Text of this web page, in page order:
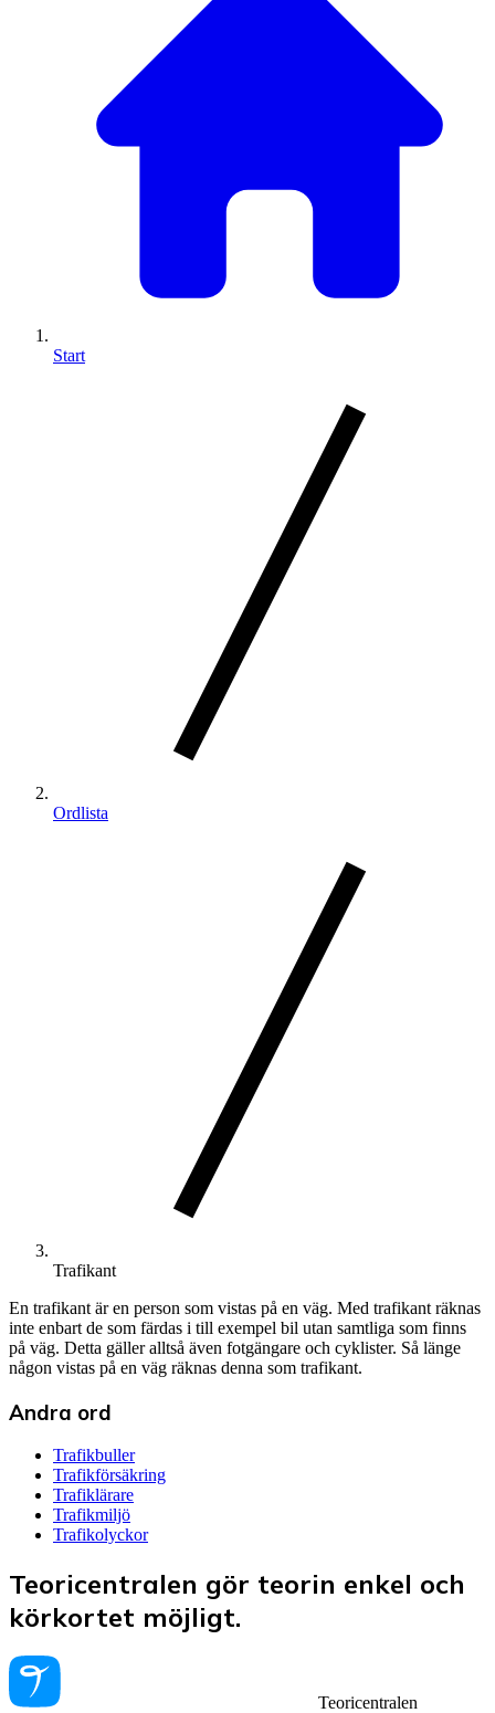
Start
Ordlista
Trafikant
En trafikant är en person som vistas på en väg. Med trafikant räknas
inte enbart de som färdas i till exempel bil utan samtliga som finns
på väg. Detta gäller alltså även fotgängare och cyklister. Så länge
någon vistas på en väg räknas denna som trafikant.
Andra ord
Trafikbuller
Trafikförsäkring
Trafiklärare
Trafikmiljö
Trafikolyckor
Teoricentralen gör teorin enkel och
körkortet möjligt.
Teoricentralen